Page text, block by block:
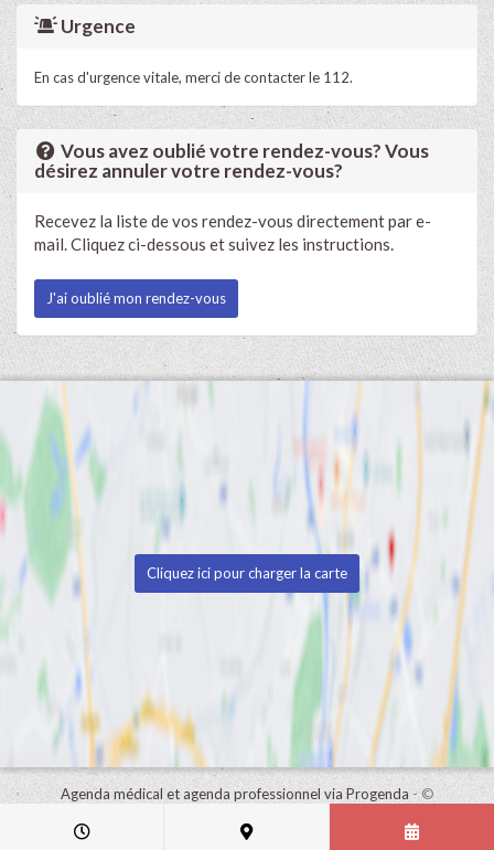
Urgence
En cas d'urgence vitale, merci de contacter le 112.
Vous avez oublié votre rendez-vous? Vous
désirez annuler votre rendez-vous?
Recevez la liste de vos rendez-vous directement par e-
mail. Cliquez ci-dessous et suivez les instructions.
J'ai oublié mon rendez-vous
Cliquez ici pour charger la carte
Agenda médical et agenda professionnel via Progenda- ©
de ce cabinet